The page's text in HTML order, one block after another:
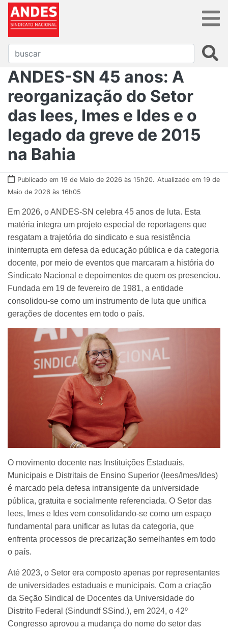
ANDES-SN 45 anos: A
reorganização do Setor
das Iees, Imes e Ides e o
legado da greve de 2015
na Bahia
Publicado em 19 de Maio de 2026 às 15h20. Atualizado em 19 de
Maio de 2026 às 16h05
Em 2026, o ANDES-SN celebra 45 anos de luta. Esta
matéria integra um projeto especial de reportagens que
resgatam a trajetória do sindicato e sua resistência
ininterrupta em defesa da educação pública e da categoria
docente, por meio de eventos que marcaram a história do
Sindicato Nacional e depoimentos de quem os presenciou.
Fundada em 19 de fevereiro de 1981, a entidade
consolidou-se como um instrumento de luta que unifica
gerações de docentes em todo o país.
O movimento docente nas Instituições Estaduais,
Municipais e Distritais de Ensino Superior (Iees/Imes/Ides)
é marcado pela defesa intransigente da universidade
pública, gratuita e socialmente referenciada. O Setor das
Iees, Imes e Ides vem consolidando-se como um espaço
fundamental para unificar as lutas da categoria, que
enfrenta processos de precarização semelhantes em todo
o país.
Até 2023, o Setor era composto apenas por representantes
de universidades estaduais e municipais. Com a criação
da Seção Sindical de Docentes da Universidade do
Distrito Federal (Sindundf SSind.), em 2024, o 42º
Congresso aprovou a mudança do nome do setor das